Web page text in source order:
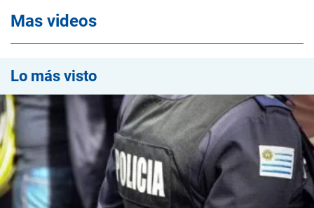
Mas videos
Lo más visto